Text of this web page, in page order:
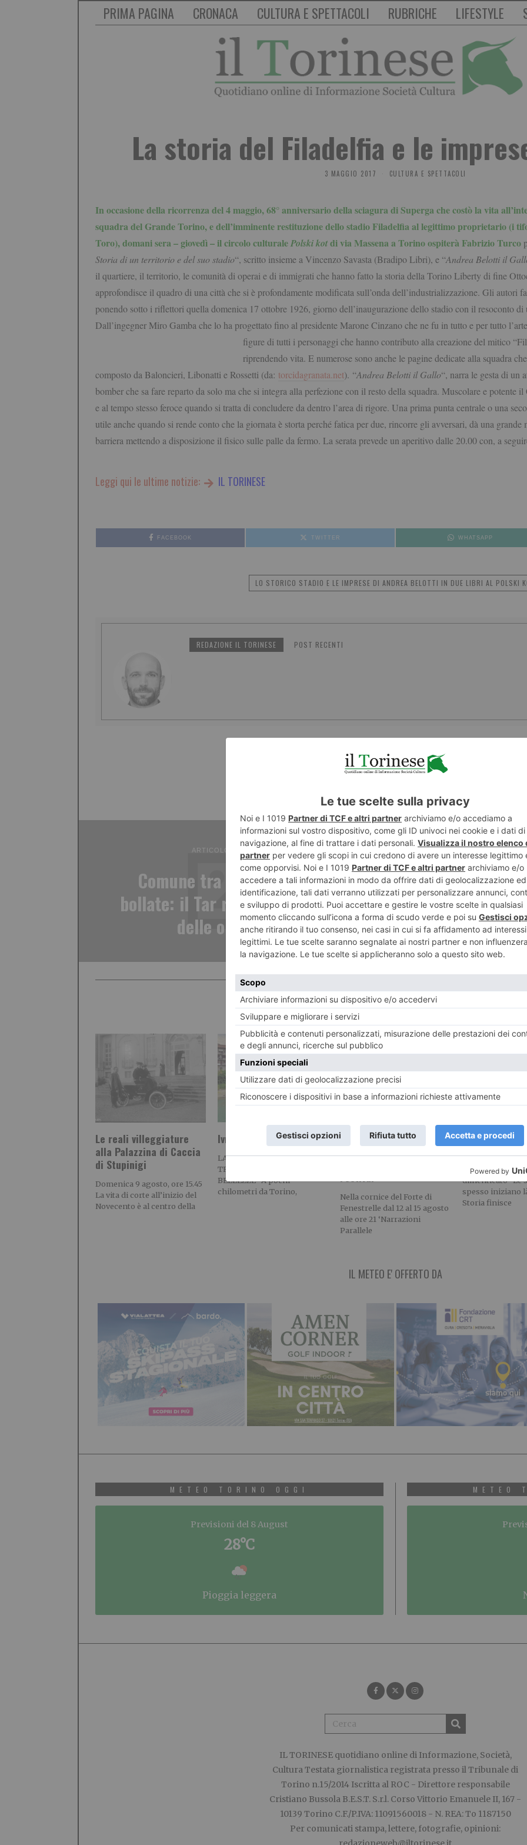
PRIMA PAGINA CRONACA CULTURA E SPETTACOLI RUBRICHE LIFESTYLE
La storia del Filadelfia e le
3 MAGGIO 2017 CULTURA E SPETTACOLI
In occasione della ricorrenza del 4 maggio, 68° anniversario della sciagura di Superga che costò la vita
squadra del Grande Torino, e dell’imminente restituzione dello stadio Filadelfia al legittimo proprietario (i
Toro), domani sera – giovedì – ilcircolo culturalePolski kotdi via Massena a Torino ospiterà Fabrizio Turco
Storia di un territorio e del suo stadio“, scritto insieme a Vincenzo Savasta (Bradipo Libri), e “Andrea Belotti il
il quartiere, il territorio, le comunità di operai e di immigrati che hanno fatto la storia della Torino Liberty di fine
approfondisce il quadro di una città che si è profondamente modificata sull’onda dell’industrializzazione. Gli autori
ponendo sotto i riflettori quella domenica 17 ottobre 1926, giorno dell’inaugurazione dello stadio con il resoconto
Dall’ingegner Miro Gamba che lo ha progettato fino al presidente Marone Cinzano che ne fu in tutto e per tutto
figure di tutti i personaggi che hanno contributo alla creazione del mitico
riprendendo vita. E numerose sono anche le pagine dedicate alla squadra
composto da Baloncieri, Libonatti e Rossetti (da: torcidagranata.net). “Andrea Belotti il Gallo“, narra le gesta di un
bomber che sa fare reparto da solo ma che si integra alla perfezione con il resto della squadra. Muscolare e potente
e al tempo stesso feroce quando si tratta di concludere da dentro l’area di rigore. Una prima punta centrale o una
utile anche quando si rende conto che la giornata è storta perché fatica per due, rincorre gli avversari, dà una grande
barriera mettendo a disposizione il fisico sulle palle da fermo. La serata prevede un aperitivo dalle 20.00 con, a
Leggi qui le ultime notizie: IL TORINESE
FACEBOOK TWITTER WHATSAPP
LO STORICO STADIO E LE IMPRESE DI ANDREA BELOTTI IN DUE LIBRI AL POLSKI
REDAZIONE IL TORINESE POST RECENTI
ARTICOLO PRECEDENTE
Comune tra politica e carte
bollate: il Tar respinge il ricorso
delle opposizioni
Invasioni
RECENTI:
Le reali villeggiature
alla Palazzina di Caccia
di Stupinigi
Domenica 9 agosto, ore 15.45
La vita di corte all’inizio del
Novecento è al centro della
Ivrea e i suoi dintorni
LA GEMMA DEL CANAVESE
TRA DISTESE DI NATURA E
BELLEZZE A pochi
chilometri da Torino,
La Compagnia de Les
Farfadais chiude
Nella cornice del Forte di
Fenestrelle dal 12 al 15 agosto
alle ore 21 ‘Narrazioni
Parallele
Torino e l’acqua
Oltre Torino.
leggende del
dimenticato Le
spesso iniziano
Storia finisce
IL METEO E' OFFERTO DA
METEO TORINO OGGI
Previsioni del 8 August
28°C
pioggia leggera
METEO
IL TORINESEquotidiano online di Informazione, Società,
Cultura Testata giornalistica registrata presso il Tribunale di
Torino n.15/2014 Iscritta al ROC - Direttore responsabile
Cristiano Bussola B.E.S.T. S.r.l. Corso Vittorio Emanuele II, 167 -
10139 Torino C.F./P.IVA: 11091560018 - N. REA: To 1187150
Per comunicati stampa, lettere, fotografie, opinioni: